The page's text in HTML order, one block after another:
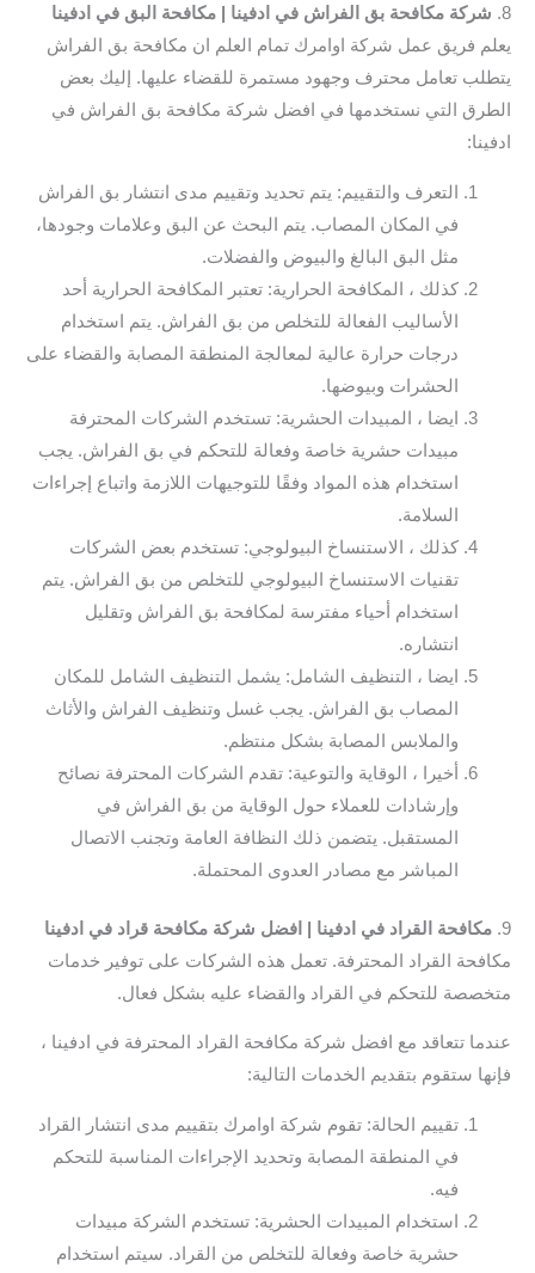
8. شركة مكافحة بق الفراش في ادفينا
| مكافحة البق في ادفينا
يعلم فريق عمل شركة اوامرك تمام العلم ان مكافحة بق الفراش
يتطلب تعامل محترف وجهود مستمرة للقضاء عليها. إليك بعض
الطرق التي نستخدمها في افضل شركة مكافحة بق الفراش في
ادفينا:
التعرف والتقييم: يتم تحديد وتقييم مدى انتشار بق الفراش
في المكان المصاب. يتم البحث عن البق وعلامات وجودها،
مثل البق البالغ والبيوض والفضلات.
كذلك ، المكافحة الحرارية: تعتبر المكافحة الحرارية أحد
الأساليب الفعالة للتخلص من بق الفراش. يتم استخدام
درجات حرارة عالية لمعالجة المنطقة المصابة والقضاء على
الحشرات وبيوضها.
ايضا ، المبيدات الحشرية: تستخدم الشركات المحترفة
مبيدات حشرية خاصة وفعالة للتحكم في بق الفراش. يجب
استخدام هذه المواد وفقًا للتوجيهات اللازمة واتباع إجراءات
السلامة.
كذلك ، الاستنساخ البيولوجي: تستخدم بعض الشركات
تقنيات الاستنساخ البيولوجي للتخلص من بق الفراش. يتم
استخدام أحياء مفترسة لمكافحة بق الفراش وتقليل
انتشاره.
ايضا ، التنظيف الشامل: يشمل التنظيف الشامل للمكان
المصاب بق الفراش. يجب غسل وتنظيف الفراش والأثاث
والملابس المصابة بشكل منتظم.
أخيرا ، الوقاية والتوعية: تقدم الشركات المحترفة نصائح
وإرشادات للعملاء حول الوقاية من بق الفراش في
المستقبل. يتضمن ذلك النظافة العامة وتجنب الاتصال
المباشر مع مصادر العدوى المحتملة.
9. مكافحة القراد في ادفينا | افضل شركة مكافحة قراد في ادفينا
مكافحة القراد المحترفة. تعمل هذه الشركات على توفير خدمات
متخصصة للتحكم في القراد والقضاء عليه بشكل فعال.
عندما تتعاقد مع افضل شركة مكافحة القراد المحترفة في ادفينا ،
فإنها ستقوم بتقديم الخدمات التالية:
تقييم الحالة: تقوم شركة اوامرك بتقييم مدى انتشار القراد
في المنطقة المصابة وتحديد الإجراءات المناسبة للتحكم
فيه.
استخدام المبيدات الحشرية: تستخدم الشركة مبيدات
حشرية خاصة وفعالة للتخلص من القراد. سيتم استخدام